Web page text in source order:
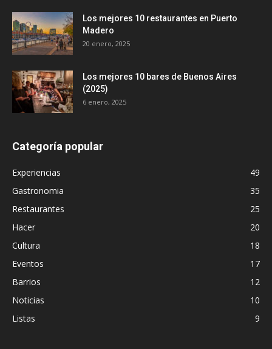
Los mejores 10 restaurantes en Puerto
Madero
20 enero, 2025
Los mejores 10 bares de Buenos Aires
(2025)
6 enero, 2025
Categoría popular
Experiencias
49
Gastronomia
35
Restaurantes
25
Hacer
20
Cultura
18
Eventos
17
Barrios
12
Noticias
10
Listas
9